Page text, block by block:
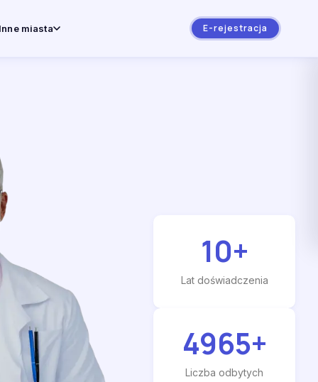
Inne miasta E-rejestracja
10+
Lat doświadczenia
4965+
Liczba odbytych